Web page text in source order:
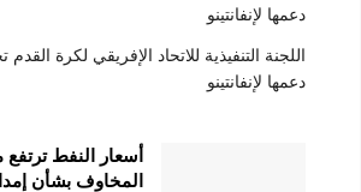
دعمها لإنفانتينو
اللجنة التنفيذية للاتحاد الإفريقي لكرة القدم
دعمها لإنفانتينو
أسعار النفط ترتفع
المخاوف بشأن